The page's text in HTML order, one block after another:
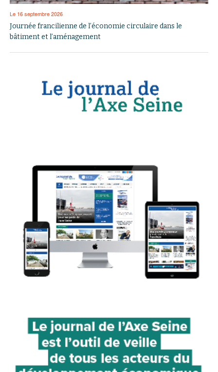
Le 16 septembre 2026
Journée francilienne de l’économie circulaire dans le
bâtiment et l’aménagement